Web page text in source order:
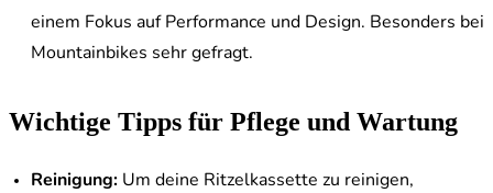
einem Fokus auf Performance und Design. Besonders bei
Mountainbikes sehr gefragt.
Wichtige Tipps für Pflege und Wartung
Reinigung: Um deine Ritzelkassette zu reinigen,